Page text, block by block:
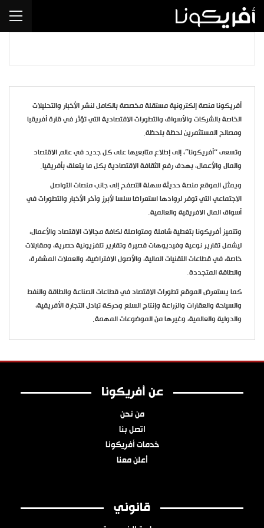
أفريكونا منصة إلكترونية مستقلة مخصصة بالكامل لنشر الأخبار والتحليلات
الخاصة بالشركات والأسواق والتطورات الاقتصادية التي تؤثر في قارة أفريقيا
ومصالح المستثمرين لحظة بلحظة.
وتسعى “أفريكونا”، إلى إطلاع متابعيها على كل جديد في عالم الاقتصاد
والمال والأعمال، بهدف رفع الثقافة الاقتصادية بكل ما يتعلق بأفريقيا.
ويمثل الموقع منصة حديثة سهلة التصفح إلى جانب منصات التواصل
الاجتماعي التي توفر لروادها استعراضا سلسا لأبرز وآخر الأخبار والتطورات في
أسواق المال الافريقية والعالمية.
وتتميز أفريكونا بتغطية شاملة ومتواصلة لكافة مجالات الاقتصاد والأعمال،
ليشمل تقارير نوعية وفيديوهات قصيرة وتقارير تلفزيونية حصرية، ومقابلات
خاصة، في قطاعات التقنيات المالية، والأصول الافتراضية، والعملات المشفرة،
والطاقة المتجددة.
كما يستعرض الموقع تطورات الاقتصاد في قطاعات الصناعة والطاقة والنفط
والسياحة والعقارات والزراعة وإنتاج السلع وحركة تبادل التجارة الأفريقية،
والدولية والعالمية، وغيرها من الموضوعات المهمة.
عن أفريكونا
من نحن
اتصل بنا
خدمات أفريكونا
أعلن معنا
قانوني